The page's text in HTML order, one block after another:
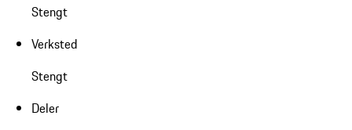
Stengt
Verksted
Stengt
Deler